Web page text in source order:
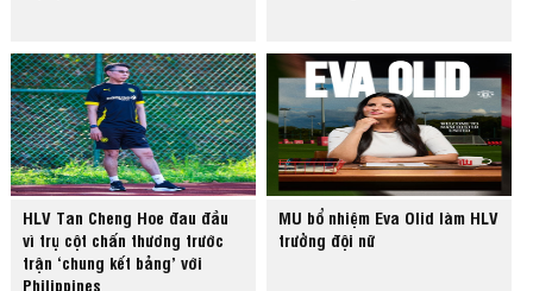
HLV Tan Cheng Hoe đau đầu
vì trụ cột chấn thương trước
trận ‘chung kết bảng’ với
Philippines
MU bổ nhiệm Eva Olid làm HLV
trưởng đội nữ